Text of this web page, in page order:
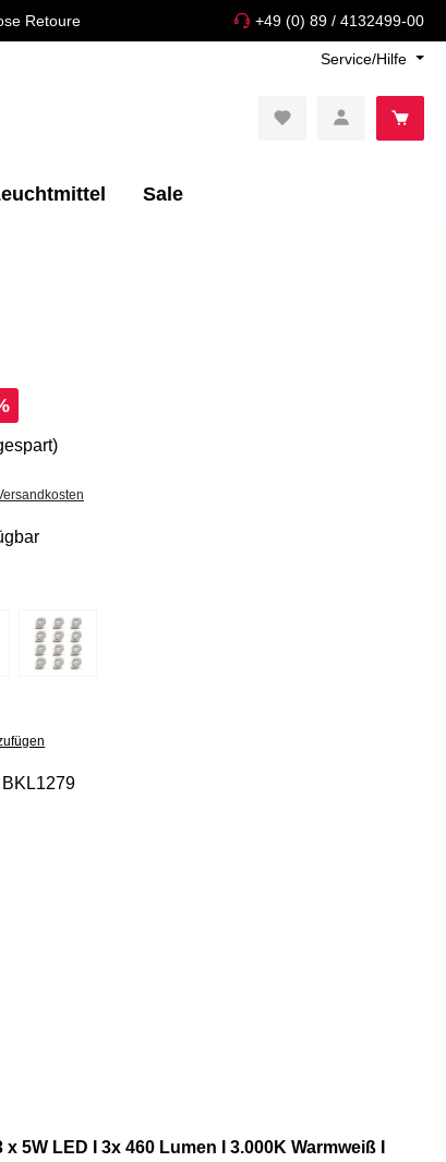
Retoure +49 (0) 89 / 4132499-00
Service/Hilfe
Sale
BKL1279
LED I 3x 460 Lumen I 3.000K Warmweiß I